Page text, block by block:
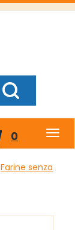
Cerca Prodotto
0 prodotti
inseriti
Farine senza